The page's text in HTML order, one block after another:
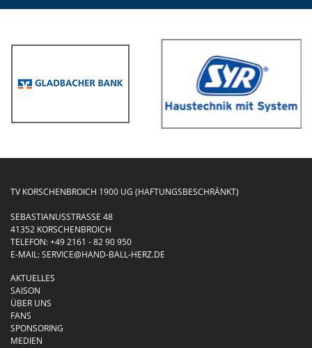
TV KORSCHENBROICH 1900 UG (HAFTUNGSBESCHRÄNKT)
SEBASTIANUSSTRASSE 48
41352 KORSCHENBROICH
TELEFON:+49 2161 - 82 90 950
E-MAIL:SERVICE@HAND-BALL-HERZ.DE
AKTUELLES
SAISON
ÜBER UNS
FANS
SPONSORING
MEDIEN